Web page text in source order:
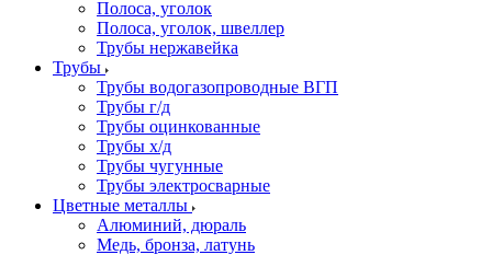
Полоса, уголок
Полоса, уголок, швеллер
Трубы нержавейка
Трубы
Трубы водогазопроводные ВГП
Трубы г/д
Трубы оцинкованные
Трубы х/д
Трубы чугунные
Трубы электросварные
Цветные металлы
Алюминий, дюраль
Медь, бронза, латунь